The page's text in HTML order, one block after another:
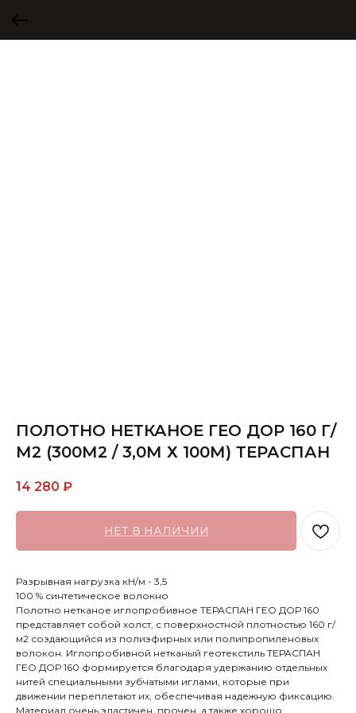
ПОЛОТНО НЕТКАНОЕ ГЕО ДОР 160 Г/
М2 (300М2 / 3,0М Х 100М) ТЕРАСПАН
14 280 ₽
НЕТ В НАЛИЧИИ
Разрывная нагрузка кН/м - 3,5
100 % синтетическое волокно
Полотно нетканое иглопробивное ТЕРАСПАН ГЕО ДОР 160
представляет собой холст, с поверхностной плотностью 160 г/
м2 создающийся из полиэфирных или полипропиленовых
волокон. Иглопробивной нетканый геотекстиль ТЕРАСПАН
ГЕО ДОР 160 формируется благодаря удержанию отдельных
нитей специальными зубчатыми иглами, которые при
движении переплетают их, обеспечивая надежную фиксацию.
Материал очень эластичен, прочен, а также хорошо